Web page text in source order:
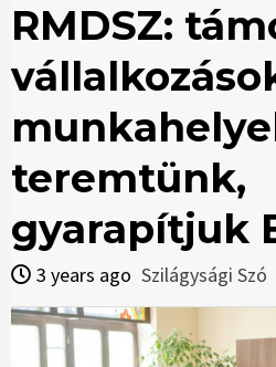
RMDSZ:
teremtünk,
gyarapítjuk
3 years ago Szilágysági Szó